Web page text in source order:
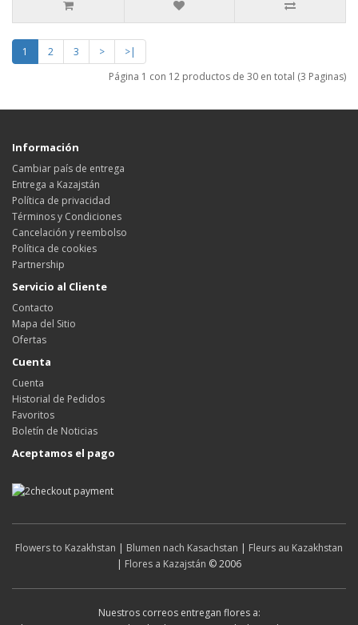
1 2 3 >
>|
Página 1 con 12 productos de 30 en total (3 Paginas)
Información
Cambiar país de entrega
Entrega a Kazajstán
Política de privacidad
Términos y Condiciones
Cancelación y reembolso
Política de cookies
Partnership
Servicio al Cliente
Contacto
Mapa del Sitio
Ofertas
Cuenta
Cuenta
Historial de Pedidos
Favoritos
Boletín de Noticias
Aceptamos el pago
Flowers to Kazakhstan | Blumen nach Kasachstan | Fleurs au Kazakhstan
| Flores a Kazajstán © 2006
Nuestros correos entregan flores a: